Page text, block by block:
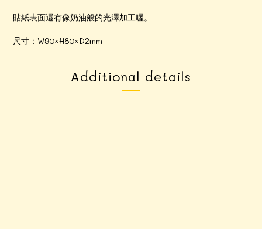
貼紙表面還有像奶油般的光澤加工喔。
尺寸：W90×H80×D2mm
Additional details